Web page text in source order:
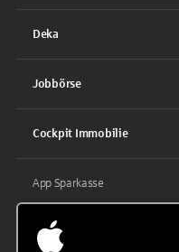
Deka
Jobbörse
Cockpit Immobilie
App Sparkasse